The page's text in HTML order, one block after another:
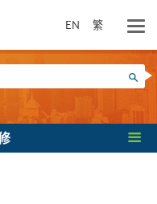
EN 繁
搜寻